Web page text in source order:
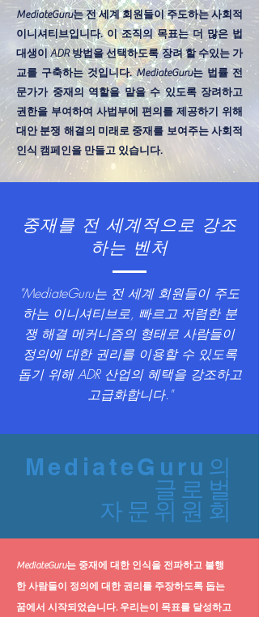
MediateGuru는 전 세계 회원들이 주도하는 사회적
이니셔티브입니다. 이 조직의 목표는 더 많은 법
대생이 ADR 방법을 선택하도록 장려 할 수있는 가
교를 구축하는 것입니다. MediateGuru는 법률 전
문가가 중재의 역할을 맡을 수 있도록 장려하고
권한을 부여하여 사법부에 편의를 제공하기 위해
대안 분쟁 해결의 미래로 중재를 보여주는 사회적
인식 캠페인을 만들고 있습니다.
중재를 전 세계적으로 강조
하는 벤처
"MediateGuru는 전 세계 회원들이 주도
하는 이니셔티브로, 빠르고 저렴한 분
쟁 해결 메커니즘의 형태로 사람들이
정의에 대한 권리를 이용할 수 있도록
돕기 위해 ADR 산업의 혜택을 강조하고
고급화합니다."
MediateGuru의
글로벌
자문위원회
MediateGuru는 중재에 대한 인식을 전파하고 불행
한 사람들이 정의에 대한 권리를 주장하도록 돕는
꿈에서 시작되었습니다. 우리는이 목표를 달성하고